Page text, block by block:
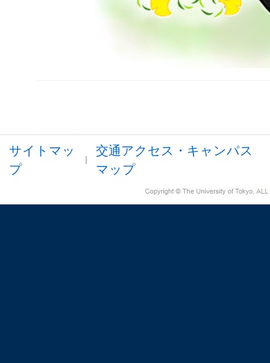
サイトマッ
プ
交通アクセス・キャンパス
マップ